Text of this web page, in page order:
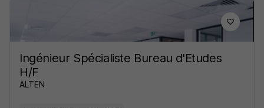
Ingénieur Spécialiste Bureau d'Etudes
H/F
ALTEN